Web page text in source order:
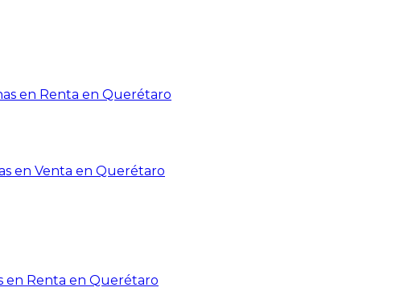
en Renta en Querétaro
en Venta en Querétaro
en Renta en Querétaro